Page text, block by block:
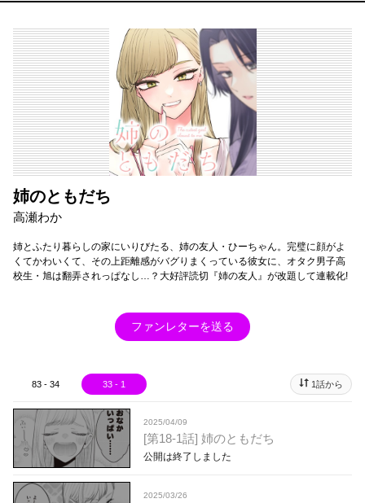
姉のともだち
高瀬わか
姉とふたり暮らしの家にいりびたる、姉の友人・ひーちゃん。完璧に顔がよ
くてかわいくて、その上距離感がバグりまくっている彼女に、オタク男子高
校生・旭は翻弄されっぱなし…？大好評読切『姉の友人』が改題して連載化!
ファンレターを送る
83 - 34 33 - 1 1話から
2025/04/09
[第18-1話] 姉のともだち
公開は終了しました
2025/03/26